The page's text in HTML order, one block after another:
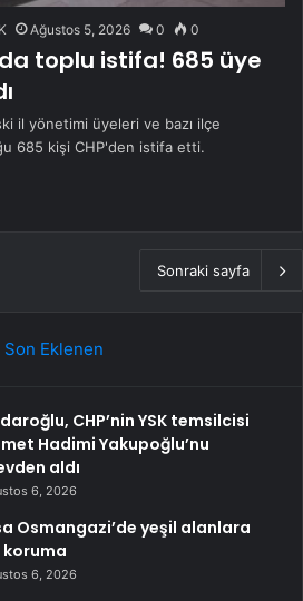
Ağustos 5, 2026 0 0
toplu istifa! 685 üye
il yönetimi üyeleri ve bazı ilçe
685 kişi CHP'den istifa etti.
Sonraki sayfa
Son Eklenen
CHP’nin YSK temsilcisi
Hadimi Yakupoğlu’nu
aldı
6, 2026
Osmangazi’de yeşil alanlara
6, 2026